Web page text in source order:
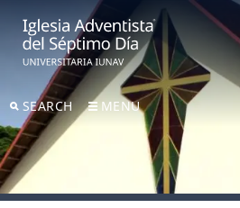
SEARCH MENU